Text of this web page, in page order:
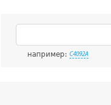
например: C4092A